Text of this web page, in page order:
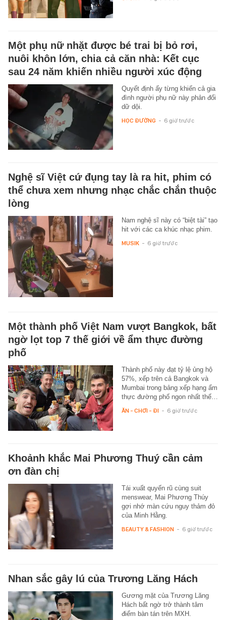
Một phụ nữ nhặt được bé trai bị bỏ rơi,
nuôi khôn lớn, chia cả căn nhà: Kết cục
sau 24 năm khiến nhiều người xúc động
Quyết định ấy từng khiến cả gia
đình người phụ nữ này phản đối
dữ dội.
HỌC ĐƯỜNG - 6 giờ trước
Nghệ sĩ Việt cứ đụng tay là ra hit, phim có
thể chưa xem nhưng nhạc chắc chắn thuộc
lòng
Nam nghệ sĩ này có “biệt tài” tạo
hit với các ca khúc nhạc phim.
MUSIK - 6 giờ trước
Một thành phố Việt Nam vượt Bangkok, bất
ngờ lọt top 7 thế giới về ẩm thực đường
phố
Thành phố này đạt tỷ lệ ủng hộ
57%, xếp trên cả Bangkok và
Mumbai trong bảng xếp hạng ẩm
thực đường phố ngon nhất thế…
ĂN - CHƠI - ĐI - 6 giờ trước
Khoảnh khắc Mai Phương Thuý cần cảm
ơn đàn chị
Tái xuất quyến rũ cùng suit
menswear, Mai Phương Thúy
gợi nhớ màn cứu nguy thảm đỏ
của Minh Hằng.
BEAUTY & FASHION - 6 giờ trước
Nhan sắc gây lú của Trương Lăng Hách
Gương mặt của Trương Lăng
Hách bất ngờ trở thành tâm
điểm bàn tán trên MXH.